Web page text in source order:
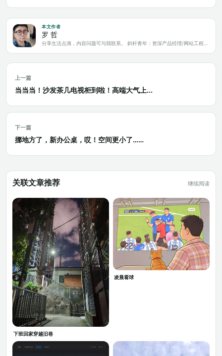
本文作者
罗 哲
上一篇
当当当！沙发茶几电视柜到啦！高端大气上...
下一篇
挪地方了，新办公桌，哎！空间更小了……
关联文章推荐 继续阅读
下班回家穿越旧巷
凌晨看球